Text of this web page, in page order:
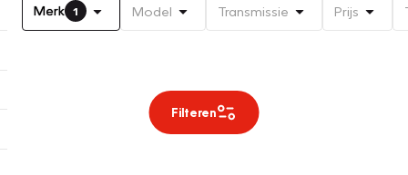
Merk 1 Model Transmissie Prijs
Filteren